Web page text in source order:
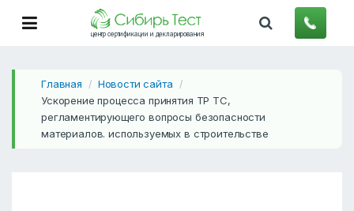
центр сертификации и декларирования
Главная / Новости сайта /
Ускорение процесса принятия ТР ТС,
регламентирующего вопросы безопасности
материалов. используемых в строительстве